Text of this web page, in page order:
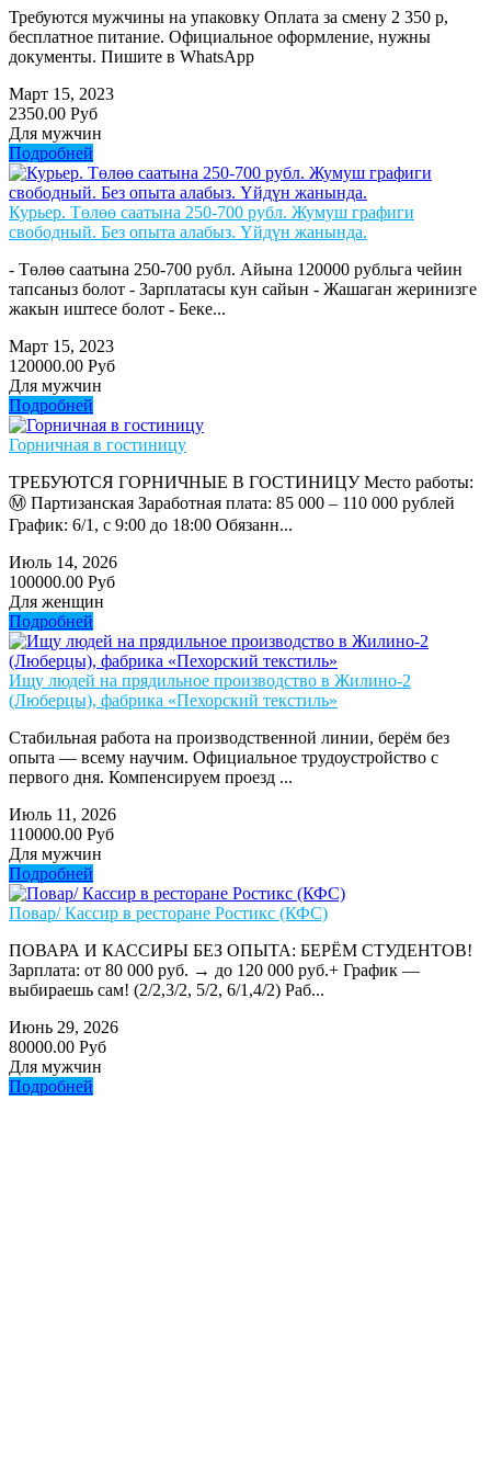
Требуются мужчины на упаковку Оплата за смену 2 350 р,
бесплатное питание. Официальное оформление, нужны
документы. Пишите в WhatsApp
Март 15, 2023
2350.00 Руб
Для мужчин
Подробней
Курьер. Төлөө саатына 250-700 рубл. Жумуш графиги
свободный. Без опыта алабыз. Үйдүн жанында.
- Төлөө саатына 250-700 рубл. Айына 120000 рубльга чейин
тапсаныз болот - Зарплатасы кун сайын - Жашаган жеринизге
жакын иштесе болот - Беке...
Март 15, 2023
120000.00 Руб
Для мужчин
Подробней
Горничная в гостиницу
ТРЕБУЮТСЯ ГОРНИЧНЫЕ В ГОСТИНИЦУ Место работы:
Ⓜ️ Партизанская Заработная плата: 85 000 – 110 000 рублей
График: 6/1, с 9:00 до 18:00 Обязанн...
Июль 14, 2026
100000.00 Руб
Для женщин
Подробней
Ищу людей на прядильное производство в Жилино-2
(Люберцы), фабрика «Пехорский текстиль»
Стабильная работа на производственной линии, берём без
опыта — всему научим. Официальное трудоустройство с
первого дня. Компенсируем проезд ...
Июль 11, 2026
110000.00 Руб
Для мужчин
Подробней
Повар/ Кассир в ресторане Ростикс (КФС)
ПОВАРА И КАССИРЫ БЕЗ ОПЫТА: БЕРЁМ СТУДЕНТОВ!
Зарплата: от 80 000 руб. → до 120 000 руб.+ График —
выбираешь сам! (2/2,3/2, 5/2, 6/1,4/2) Раб...
Июнь 29, 2026
80000.00 Руб
Для мужчин
Подробней